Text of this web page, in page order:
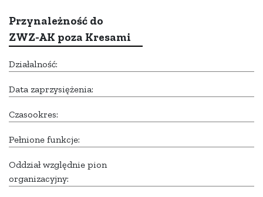
Przynależność do
ZWZ-AK poza Kresami
Działalność:
Data zaprzysiężenia:
Czasookres:
Pełnione funkcje:
Oddział względnie pion
organizacyjny: